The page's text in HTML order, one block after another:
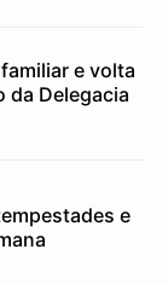
e volta
da Delegacia
e